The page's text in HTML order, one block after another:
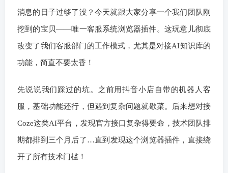
消息的日子过够了没？今天就跟大家分享一个我们团队刚
挖到的宝贝——唯一客服系统浏览器插件。这玩意儿彻底
改变了我们客服部门的工作模式，尤其是对接AI知识库的
功能，简直不要太香！
先说说我们踩过的坑。之前用抖音小店自带的机器人客
服，基础功能还行，但遇到复杂问题就歇菜。后来想对接
Coze这类AI平台，发现官方接口复杂得要命，技术团队排
期都排到三个月后了…直到发现这个浏览器插件，直接绕
开了所有技术门槛！